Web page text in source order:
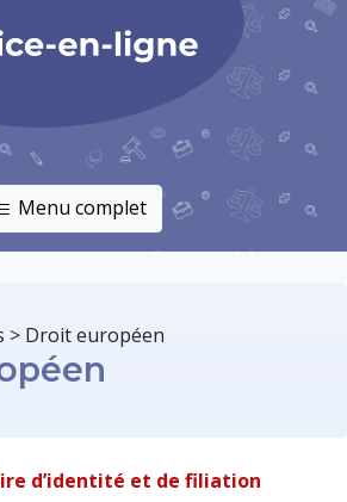
Menu complet
> Droit européen
d’identité et de filiation